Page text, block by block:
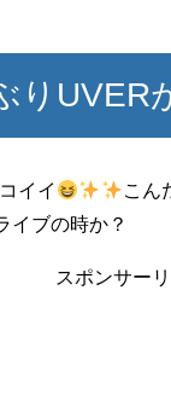
りUVER
イイ
こん
イブの時か？
スポンサー